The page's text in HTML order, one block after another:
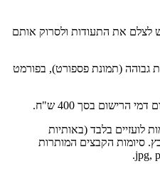
לצלם את התעודות ולסרוק אותם
גבוהה (תמונת פספורט), בפורמט
לועזיים בלבד (באותיות
סיומות הקבצים המותרות